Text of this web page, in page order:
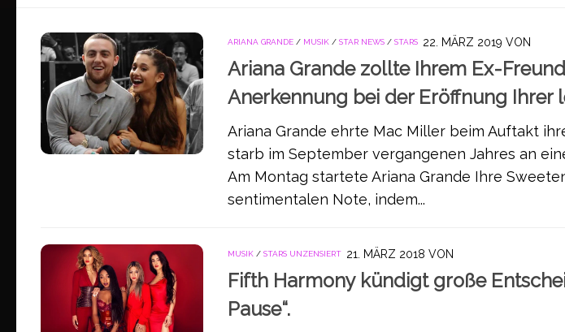
ARIANA GRANDE / MUSIK / STAR NEWS / STARS 22. MÄRZ 2019 VON
Ariana Grande zollte Ihrem Ex-
Anerkennung bei der Eröffnung Ihrer
Ariana Grande ehrte Mac Miller beim Auftakt
starb im September vergangenen Jahres an
Am Montag startete Ariana Grande Ihre
sentimentalen Note, indem...
MUSIK / STARS UNZENSIERT 21. MÄRZ 2018 VON
Fifth Harmony kündigt große
Pause“.